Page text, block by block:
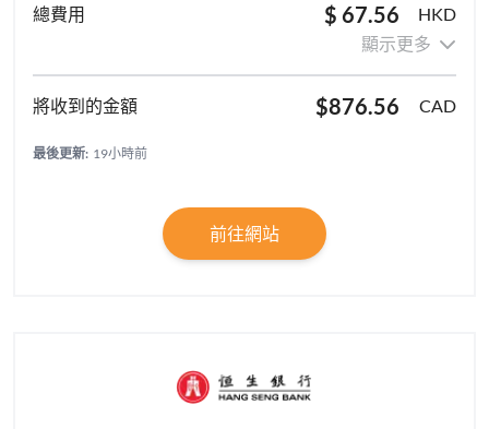
$ 67.56
HKD
顯示更多
$876.56 CAD
最後更新: 19小時前
前往網站